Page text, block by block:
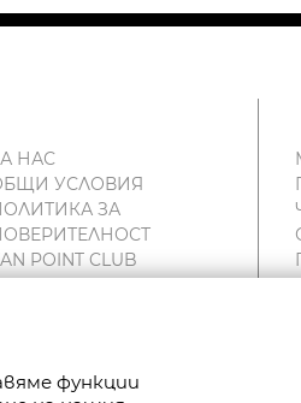
НАС
УСЛОВИЯ
ЗА
POINT CLUB
функции